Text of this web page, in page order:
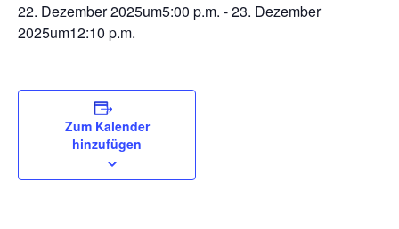
22. Dezember 2025um5:00 p.m. -23. Dezember
2025um12:10 p.m.
Zum Kalender
hinzufügen